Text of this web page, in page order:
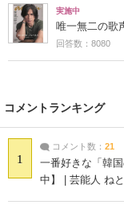
実施中
唯一無二の歌
回答数：8080
コメントランキング
1
コメント数： 21
一番好きな「韓
中】 | 芸能人 ね